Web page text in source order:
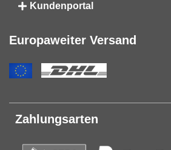
Kundenportal
Europaweiter Versand
Zahlungsarten